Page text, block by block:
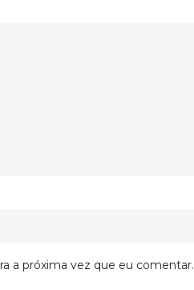
a próxima vez que eu comentar.